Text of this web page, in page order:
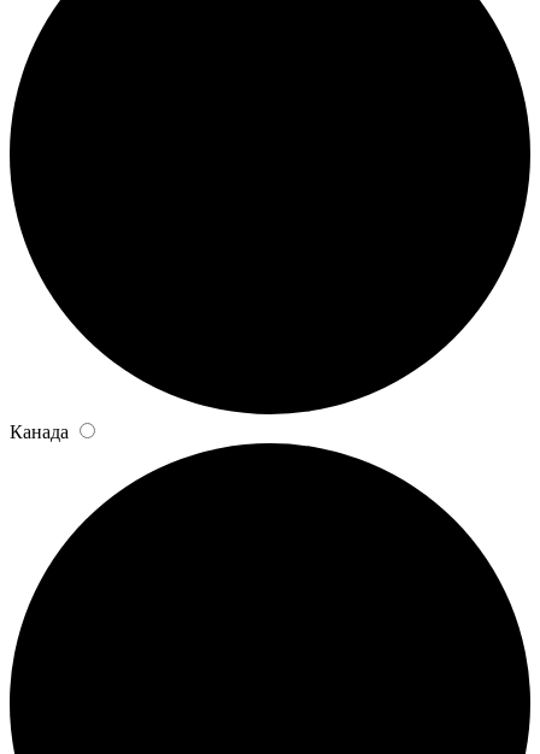
Канада